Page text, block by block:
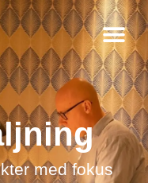
med fokus